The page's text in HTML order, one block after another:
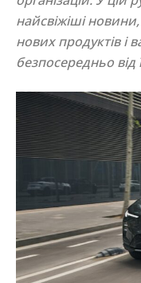
найсвіжіші
нових продуктів і
безпосередньо від